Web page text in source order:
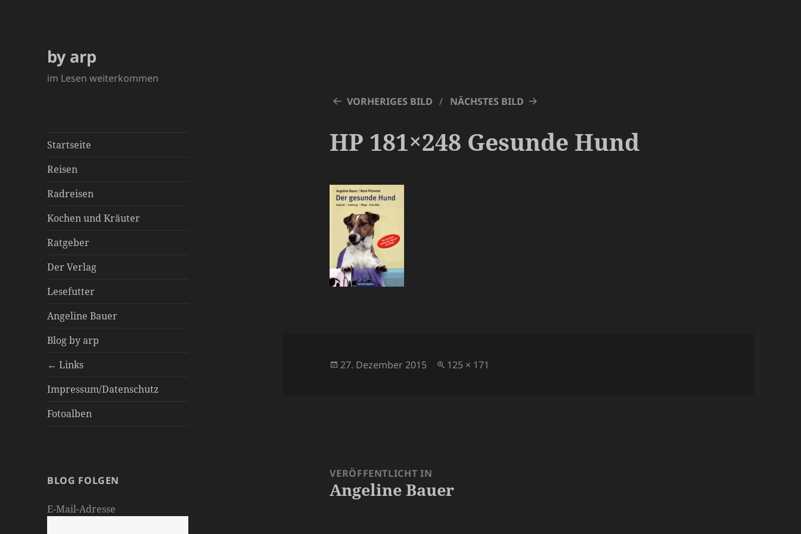
by arp
im Lesen weiterkommen
Startseite
Reisen
Radreisen
Kochen und Kräuter
Ratgeber
Der Verlag
Lesefutter
Angeline Bauer
Blog by arp
← Links
Impressum/Datenschutz
Fotoalben
BLOG FOLGEN
E-Mail-Adresse
VORHERIGES BILD NÄCHSTES BILD
HP 181×248 Gesunde Hund
Veröffentlicht
27. Dezember 2015
Volle
125 × 171
VERÖFFENTLICHT IN
Angeline Bauer